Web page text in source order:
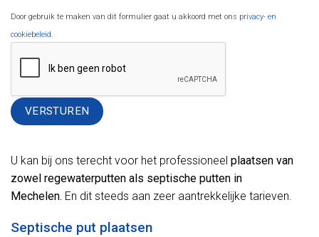
Door gebruik te maken van dit formulier gaat u akkoord met ons privacy- en
cookiebeleid.
U kan bij ons terecht voor het professioneel plaatsen van
zowel regewaterputten als septische putten in
Mechelen. En dit steeds aan zeer aantrekkelijke tarieven.
Septische put plaatsen